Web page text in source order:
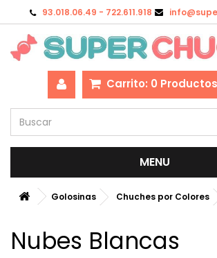
93.018.06.49 - 722.611.918
Carrito: 0 Productos
MENU
Golosinas Chuches por Colores
Nubes Blancas